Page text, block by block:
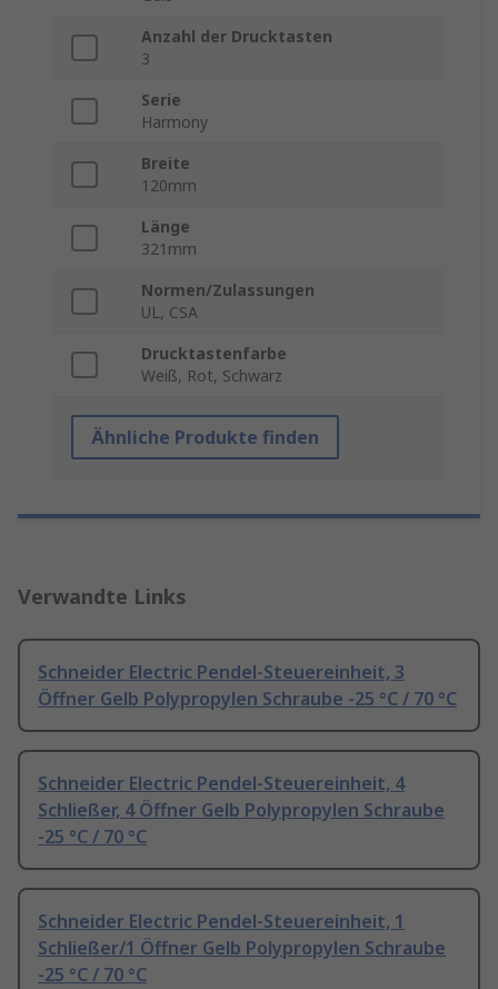
Anzahl der Drucktasten
3
Serie
Harmony
Breite
120mm
Länge
321mm
Normen/Zulassungen
UL, CSA
Drucktastenfarbe
Weiß, Rot, Schwarz
Ähnliche Produkte finden
Verwandte Links
Schneider Electric Pendel-Steuereinheit, 3
Öffner Gelb Polypropylen Schraube -25 °C / 70 °C
Schneider Electric Pendel-Steuereinheit, 4
Schließer, 4 Öffner Gelb Polypropylen Schraube
-25 °C / 70 °C
Schneider Electric Pendel-Steuereinheit, 1
Schließer/1 Öffner Gelb Polypropylen Schraube
-25 °C / 70 °C